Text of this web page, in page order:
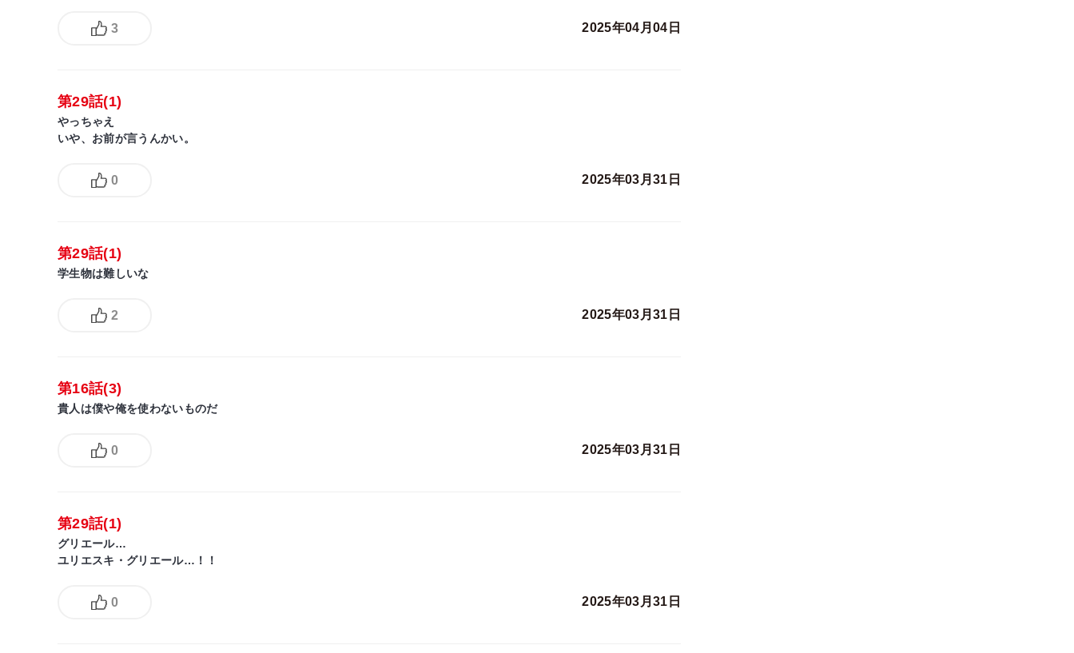
3 2025年04月04日
第29話(1)
やっちゃえ
いや、お前が言うんかい。
0 2025年03月31日
第29話(1)
学生物は難しいな
2 2025年03月31日
第16話(3)
貴人は僕や俺を使わないものだ
0 2025年03月31日
第29話(1)
グリエール…
ユリエスキ・グリエール…！！
0 2025年03月31日